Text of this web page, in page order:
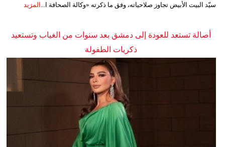
سيّد البيت الأبيض تجاوز صلاحياته، وفق ما ذكرته «وكالة الصحافة ا...
المزيد
أصالة تستعد للعودة إلى دمشق بعد سنوات من الغياب وتستعيد
ذكريات الطفولة